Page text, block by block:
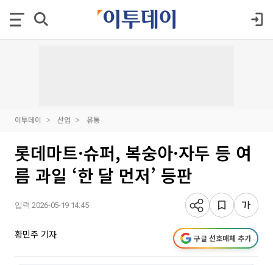
이투데이 산업 유통
롯데마트·슈퍼, 복숭아·자두 등 여
름 과일 ‘한 달 먼저’ 등판
입력 2026-05-19 14:45
황민주 기자 구글 선호매체 추가